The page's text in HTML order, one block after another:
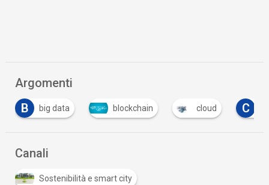
Argomenti
blockchain cloud C competence center
Canali
Sostenibilità e smart city